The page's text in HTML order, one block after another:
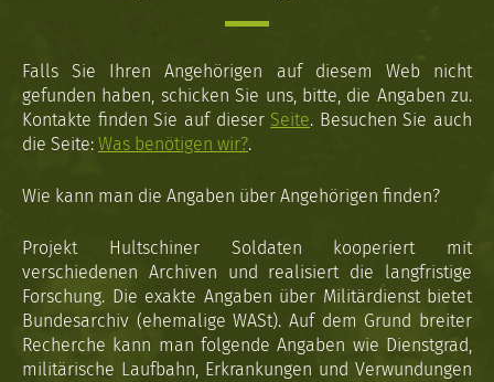
Falls Sie Ihren Angehörigen auf diesem Web nicht
gefunden haben, schicken Sie uns, bitte, die Angaben zu.
Kontakte finden Sie auf dieser Seite. Besuchen Sie auch
die Seite: Was benötigen wir?.
Wie kann man die Angaben über Angehörigen finden?
Projekt Hultschiner Soldaten kooperiert mit
verschiedenen Archiven und realisiert die langfristige
Forschung. Die exakte Angaben über Militärdienst bietet
Bundesarchiv (ehemalige WASt). Auf dem Grund breiter
Recherche kann man folgende Angaben wie Dienstgrad,
militärische Laufbahn, Erkrankungen und Verwundungen